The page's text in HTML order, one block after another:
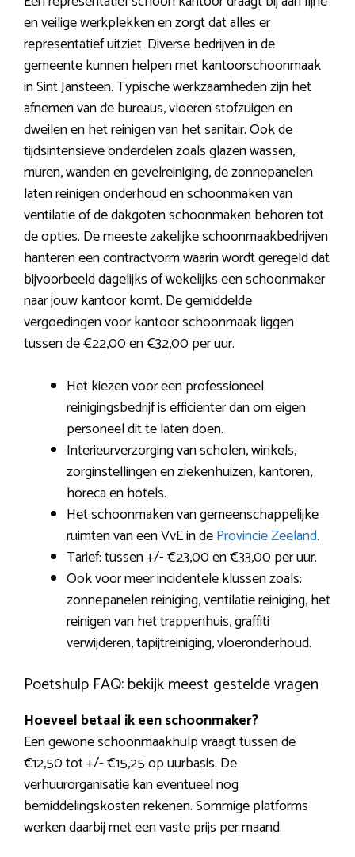
en veilige werkplekken en zorgt dat alles er
representatief uitziet. Diverse bedrijven in de
gemeente kunnen helpen met kantoorschoonmaak
in Sint Jansteen. Typische werkzaamheden zijn het
afnemen van de bureaus, vloeren stofzuigen en
dweilen en het reinigen van het sanitair. Ook de
tijdsintensieve onderdelen zoals glazen wassen,
muren, wanden en gevelreiniging, de zonnepanelen
laten reinigen onderhoud en schoonmaken van
ventilatie of de dakgoten schoonmaken behoren tot
de opties. De meeste zakelijke schoonmaakbedrijven
hanteren een contractvorm waarin wordt geregeld dat
bijvoorbeeld dagelijks of wekelijks een schoonmaker
naar jouw kantoor komt. De gemiddelde
vergoedingen voor kantoor schoonmaak liggen
tussen de €22,00 en €32,00 per uur.
Het kiezen voor een professioneel
reinigingsbedrijf is efficiënter dan om eigen
personeel dit te laten doen.
Interieurverzorging van scholen, winkels,
zorginstellingen en ziekenhuizen, kantoren,
horeca en hotels.
Het schoonmaken van gemeenschappelijke
ruimten van een VvE in deProvincie Zeeland.
Tarief: tussen +/- €23,00 en €33,00 per uur.
Ook voor meer incidentele klussen zoals:
zonnepanelen reiniging, ventilatie reiniging, het
reinigen van het trappenhuis, graffiti
verwijderen, tapijtreiniging, vloeronderhoud.
Poetshulp FAQ: bekijk meest gestelde vragen
Hoeveel betaal ik een schoonmaker?
Een gewone schoonmaakhulp vraagt tussen de
€12,50 tot +/- €15,25 op uurbasis. De
verhuurorganisatie kan eventueel nog
bemiddelingskosten rekenen. Sommige platforms
werken daarbij met een vaste prijs per maand.